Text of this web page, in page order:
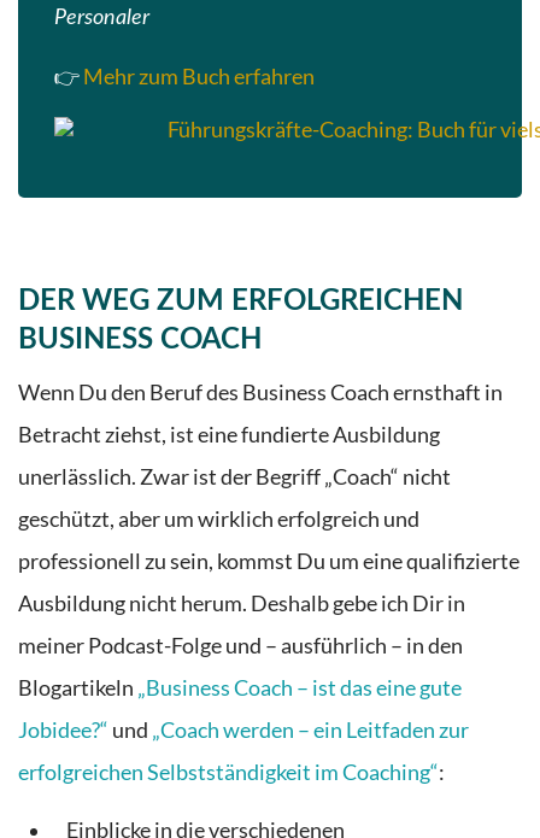
Personaler
👉Mehr zum Buch erfahren
DER WEG ZUM ERFOLGREICHEN
BUSINESS COACH
Wenn Du den Beruf des Business Coach ernsthaft in
Betracht ziehst, ist eine fundierte Ausbildung
unerlässlich. Zwar ist der Begriff „Coach“ nicht
geschützt, aber um wirklich erfolgreich und
professionell zu sein, kommst Du um eine qualifizierte
Ausbildung nicht herum. Deshalb gebe ich Dir in
meiner Podcast-Folge und –ausführlich – in den
Blogartikeln „Business Coach – ist das eine gute
Jobidee?“ und „Coach werden – ein Leitfaden zur
erfolgreichen Selbstständigkeit im Coaching“:
Einblicke in die verschiedenen